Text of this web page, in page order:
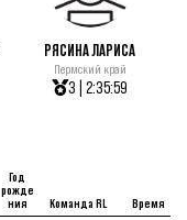
РЯСИНА ЛАРИСА
Пермский край
3 | 2:35:59
Год
рожде
ния
Команда RL Время